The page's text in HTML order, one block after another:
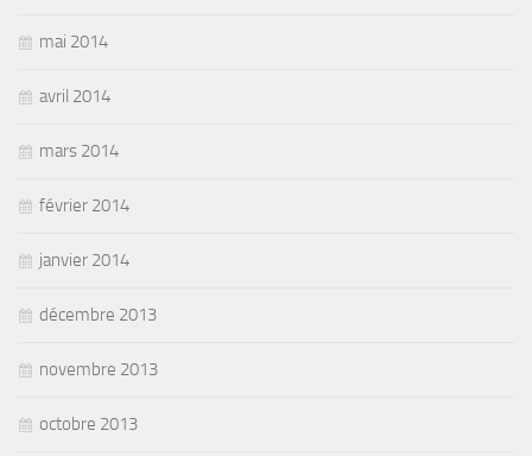
mai 2014
avril 2014
mars 2014
février 2014
janvier 2014
décembre 2013
novembre 2013
octobre 2013